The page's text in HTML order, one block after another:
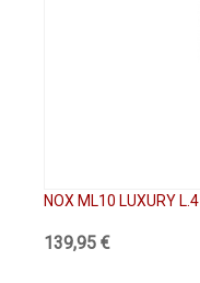
NOX ML10 LUXURY L.4
139,95 €